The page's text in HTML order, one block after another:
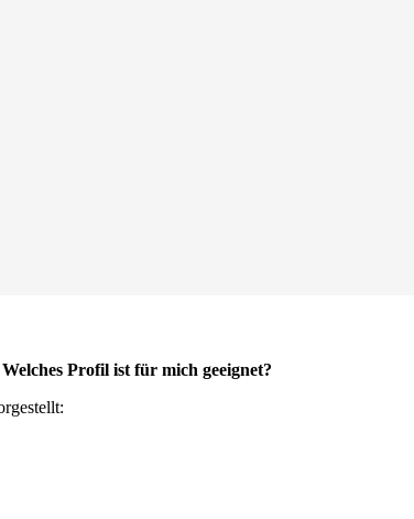
Profil ist für mich geeignet?